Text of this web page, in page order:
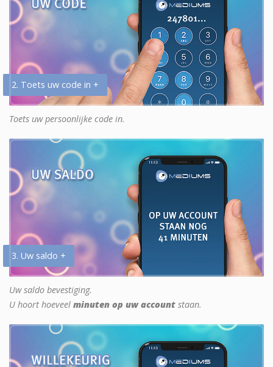
2. Toets uw code in +
Toets uw persoonlijke code in.
3. Uw saldo +
Uw saldo bevestiging.
U hoort hoeveel minuten op uw account staan.